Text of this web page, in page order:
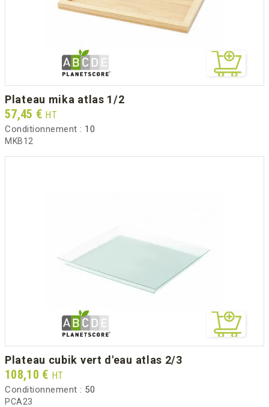
plateau mika atlas 1/2
Prix
57,45 € HT
Conditionnement : 10
MKB12
plateau cubik vert d'eau atlas 2/3
Prix
108,10 € HT
Conditionnement : 50
PCA23